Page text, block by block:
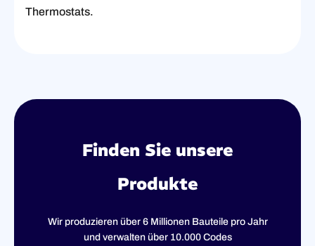
Thermostats.
Finden Sie unsere
Produkte
Wir produzieren über 6 Millionen Bauteile pro Jahr
und verwalten über 10.000 Codes